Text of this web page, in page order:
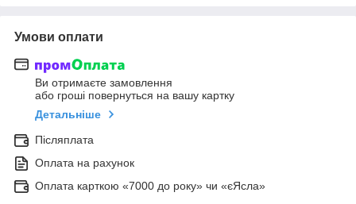
Умови оплати
Ви отримаєте замовлення
або гроші повернуться на вашу картку
Детальніше
Післяплата
Оплата на рахунок
Оплата карткою «7000 до року» чи «єЯсла»